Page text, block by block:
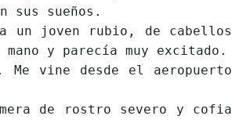
sus sueños.
joven rubio, de cabellos
y parecía muy excitado.
vine desde el aeropuerto
de rostro severo y cofia